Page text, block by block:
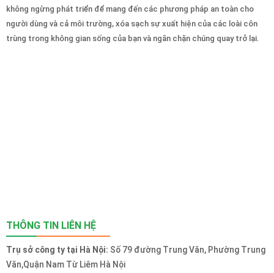
không ngừng phát triển để mang đến các phương pháp an toàn cho
người dùng và cả môi trường, xóa sạch sự xuất hiện của các loài côn
trùng trong không gian sống của bạn và ngăn chặn chúng quay trở lại.
THÔNG TIN LIÊN HỆ
Trụ sở công ty tại Hà Nội: Số 79 đường Trung Văn, Phường Trung
Văn,Quận Nam Từ Liêm Hà Nội